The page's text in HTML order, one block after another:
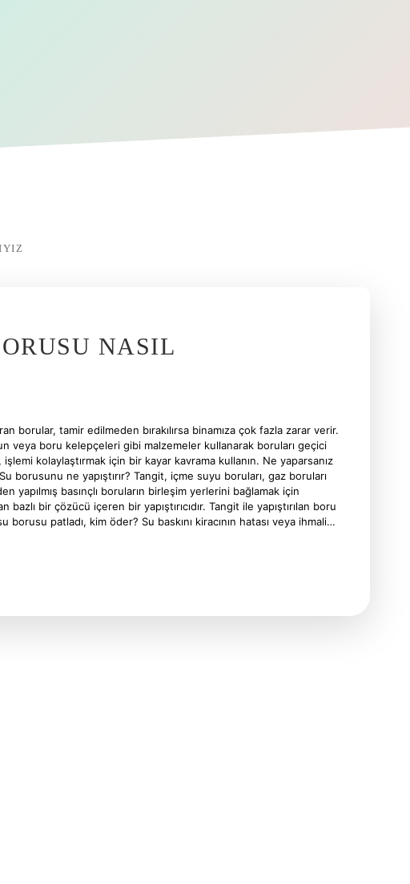
NASIL
borular, tamir edilmeden bırakılırsa binamıza çok fazla zarar verir.
veya boru kelepçeleri gibi malzemeler kullanarak boruları geçici
kolaylaştırmak için bir kayar kavrama kullanın. Ne yaparsanız
borusunu ne yapıştırır? Tangit, içme suyu boruları, gaz boruları
yapılmış basınçlı boruların birleşim yerlerini bağlamak için
bir çözücü içeren bir yapıştırıcıdır. Tangit ile yapıştırılan boru
borusu patladı, kim öder? Su baskını kiracının hatası veya ihmali…